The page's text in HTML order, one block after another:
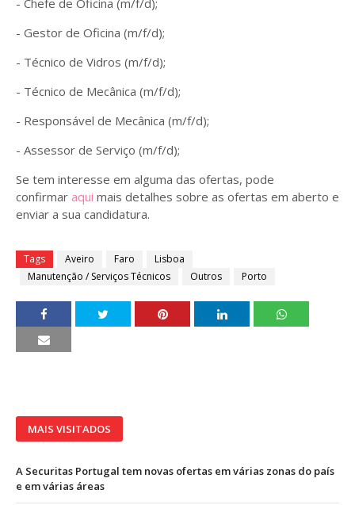
- Chefe de Oficina (m/f/d);
- Gestor de Oficina (m/f/d);
- Técnico de Vidros (m/f/d);
- Técnico de Mecânica (m/f/d);
- Responsável de Mecânica (m/f/d);
- Assessor de Serviço (m/f/d);
Se tem interesse em alguma das ofertas, pode
confirmar aqui mais detalhes sobre as ofertas em aberto e
enviar a sua candidatura.
Tags Aveiro Faro
Lisboa
Manutenção / Serviços Técnicos
Outros Porto
MAIS VISITADOS
A Securitas Portugal tem novas ofertas em várias zonas do país
e em várias áreas